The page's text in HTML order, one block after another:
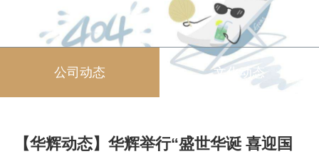
公司动态 文化动态
【华辉动态】华辉举行“盛世华诞 喜迎国